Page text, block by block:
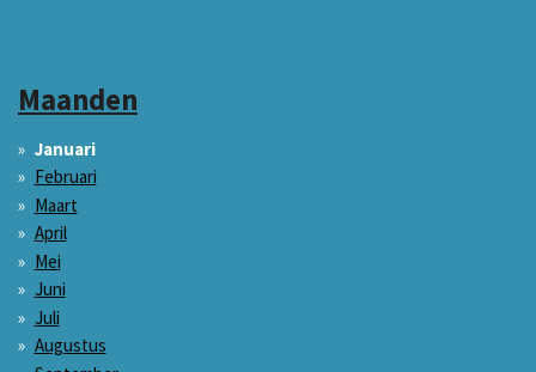
Maanden
Januari
Februari
Maart
April
Mei
Juni
Juli
Augustus